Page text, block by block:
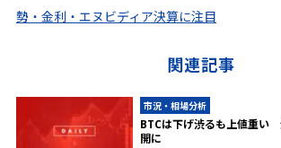
勢・金利・エヌビディア決算に注目
関連記事
市況・相場分析
BTCは下げ渋るも上値重い
開に